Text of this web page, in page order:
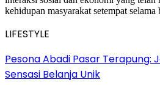
LIFESTYLE
Pesona Abadi Pasar Terapung:
Sensasi Belanja Unik